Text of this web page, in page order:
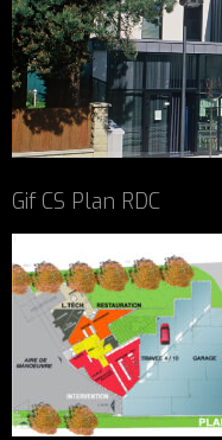
Gif CS Plan RDC